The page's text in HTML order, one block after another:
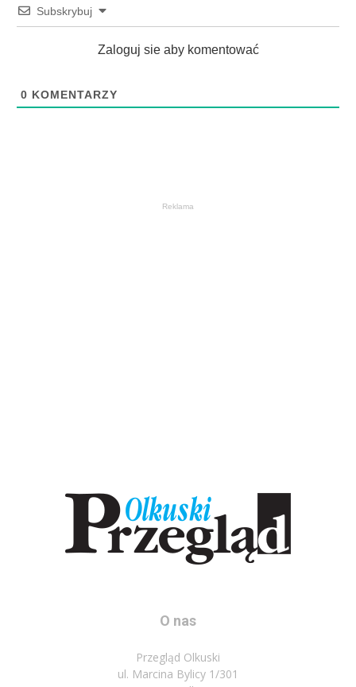
Subskrybuj
Zaloguj sie aby komentować
0 KOMENTARZY
Reklama
O nas
Przegląd Olkuski
ul. Marcina Bylicy 1/301